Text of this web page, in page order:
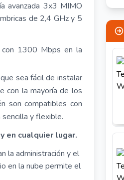
avanzada 3x3 MIMO
de 2,4 GHz y 5
1300 Mbps en la
sea fácil de instalar
con la mayoría de los
son compatibles con
y flexible.
en cualquier lugar.
la administración y el
en la nube permite el